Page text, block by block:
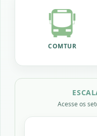
COMTUR
Acesse os